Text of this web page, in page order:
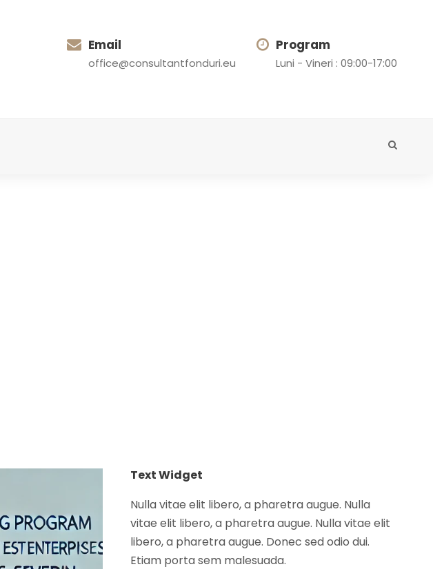
Email
office@consultantfonduri.eu
Program
Luni - Vineri : 09:00-17:00
Text Widget
Nulla vitae elit libero, a pharetra augue. Nulla
vitae elit libero, a pharetra augue. Nulla vitae elit
libero, a pharetra augue. Donec sed odio dui.
Etiam porta sem malesuada.